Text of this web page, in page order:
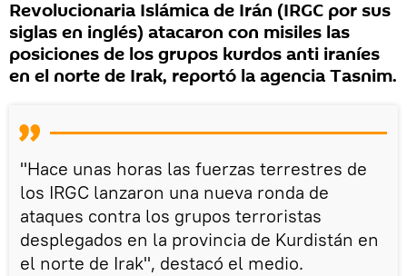
Revolucionaria Islámica de Irán (IRGC por sus
siglas en inglés) atacaron con misiles las
posiciones de los grupos kurdos anti iraníes
en el norte de Irak, reportó la agencia Tasnim.
"Hace unas horas las fuerzas terrestres de
los IRGC lanzaron una nueva ronda de
ataques contra los grupos terroristas
desplegados en la provincia de Kurdistán en
el norte de Irak", destacó el medio.